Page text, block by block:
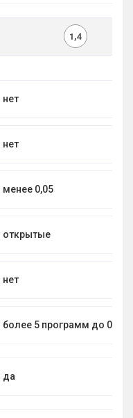
1,4
нет
нет
менее 0,05
открытые
нет
более 5 программ до 0,5
да